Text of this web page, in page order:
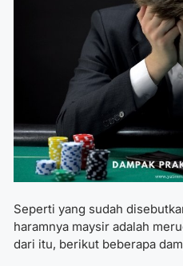
Seperti yang sudah
haramnya maysir adalah
dari itu, berikut beberapa